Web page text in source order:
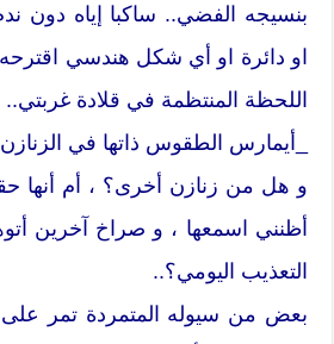
بنسيجه الفضي.. ساكبا إياه دون
او دائرة او أي شكل هندسي
اللحظة المنتظمة في قلادة غربتي..
_أيمارس الطقوس ذاتها في
و هل من زنازن أخرى؟ ، أم أنها
أظنني اسمعها ، و صراخ آخرين
التعذيب اليومي؟..
بعض من سيوله المتمردة تمر على